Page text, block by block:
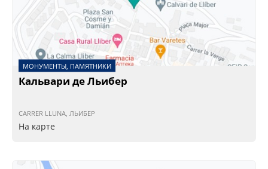
МОНУМЕНТЫ, ПАМЯТНИКИ
Кальвари де Льибер
CARRER LLUNA, ЛЬИБЕР
На карте